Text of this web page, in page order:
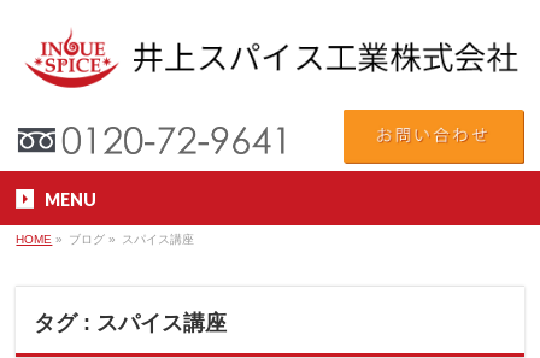
MENU
HOME » ブログ » スパイス講座
タグ : スパイス講座